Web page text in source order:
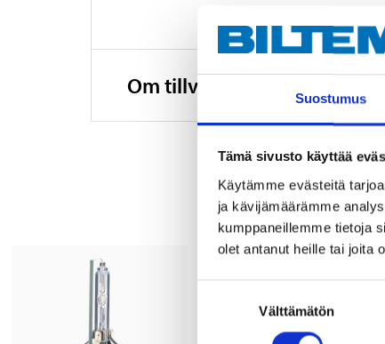
Suostumus
Tämä sivusto käyttää
Käytämme evästeitä
ja kävijämäärämme
kumppaneillemme tietoja
olet antanut heille tai joita
Välttämätön
Om tillverkaren